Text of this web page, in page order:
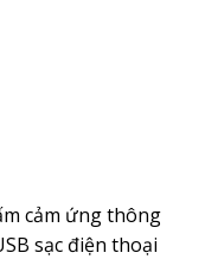
cảm ứng thông
sạc điện thoại